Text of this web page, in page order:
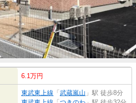
6.1万円
東武東上線 「 武蔵嵐山 」駅 徒歩8分